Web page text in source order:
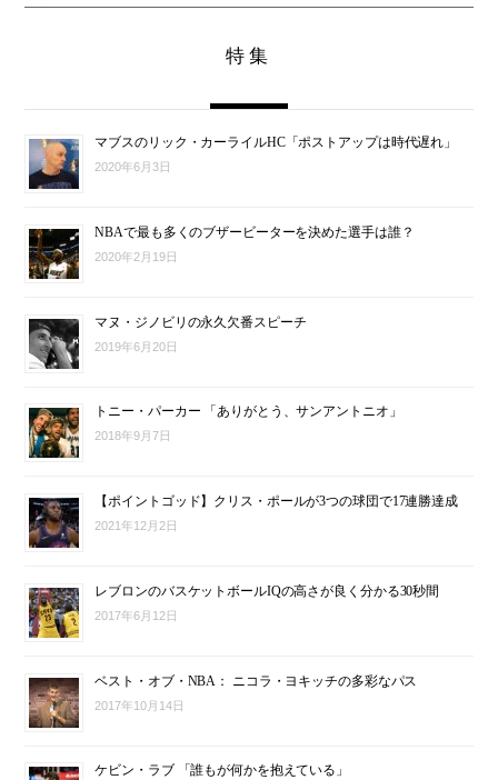
特集
マブスのリック・カーライルHC「ポストアップは時代遅れ」
2020年6月3日
NBAで最も多くのブザービーターを決めた選手は誰？
2020年2月19日
マヌ・ジノビリの永久欠番スピーチ
2019年6月20日
トニー・パーカー 「ありがとう、サンアントニオ」
2018年9月7日
【ポイントゴッド】クリス・ポールが3つの球団で17連勝達成
2021年12月2日
レブロンのバスケットボールIQの高さが良く分かる30秒間
2017年6月12日
ベスト・オブ・NBA： ニコラ・ヨキッチの多彩なパス
2017年10月14日
ケビン・ラブ 「誰もが何かを抱えている」